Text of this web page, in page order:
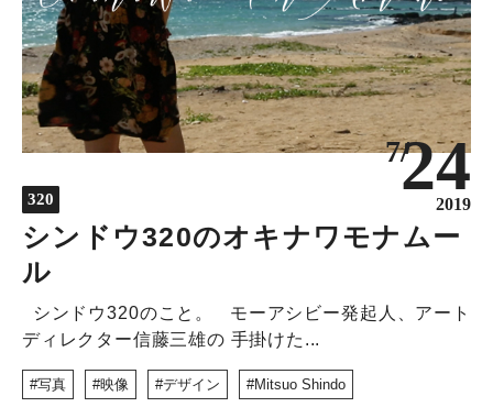
STORY
EVENT
DESIGN
NEWS
DISCOVERY
COLUMN
320
7/24
2019
シンドウ320のオキナワモナムー
ル
シンドウ320のこと。 モーアシビー発起人、アート
ディレクター信藤三雄の 手掛けた...
写真 映像 デザイン Mitsuo Shindo